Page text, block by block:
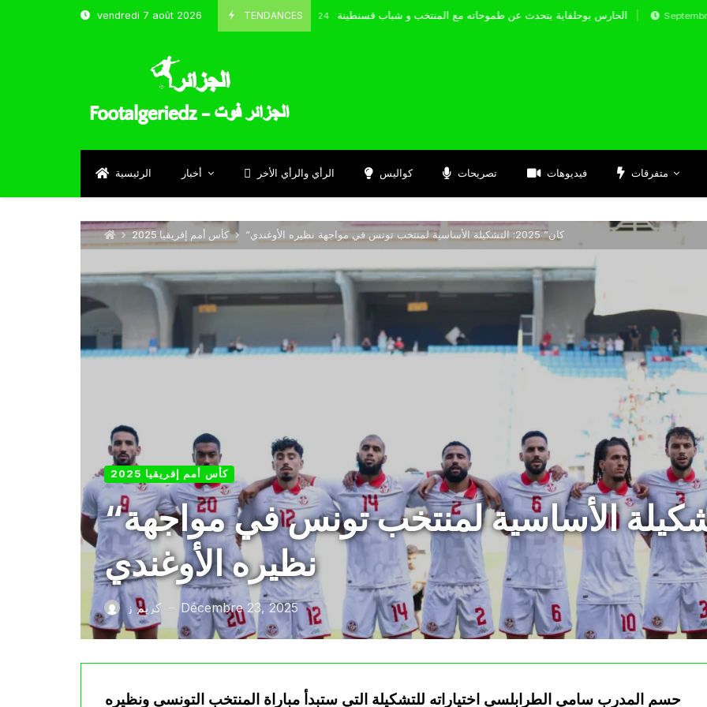
vendredi 7 août 2026 TENDANCES
Octobre 8, 2024 الحارس بوحلفاية يتحدث عن طموحاته مع المنتخب و شباب قسنطينة Septembre 17, 2024
الرئيسية أخبار الرأي والرأي الأخر كواليس تصريحات فيديوهات متفرقات
كأس أمم إفريقيا 2025 “كان” 2025: التشكيلة الأساسية لمنتخب تونس في مواجهة نظيره الأوغندي
كأس أمم إفريقيا 2025
“كان” 2025: التشكيلة الأساسية لمنتخب تونس في مواجهة
نظيره الأوغندي
كريم ز — Décembre 23, 2025
حسم المدرب سامي الطرابلسي اختياراته للتشكيلة التي ستبدأ مباراة المنتخب التونسي ونظيره